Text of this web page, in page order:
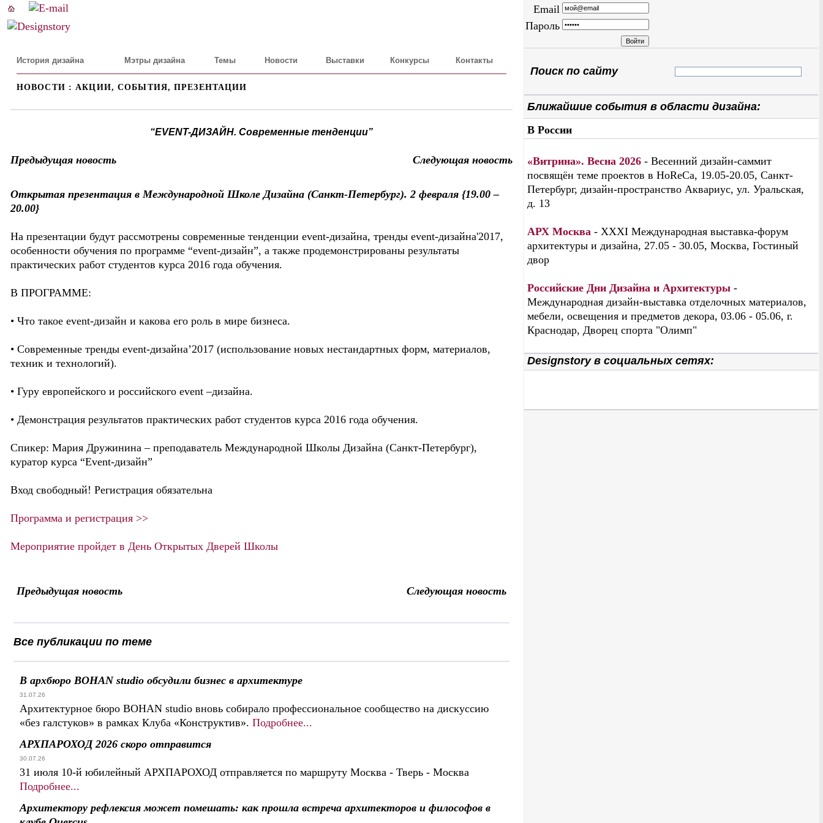
История дизайна Мэтры дизайна Темы Новости Выставки Конкурсы Контакты
НОВОСТИ : АКЦИИ, СОБЫТИЯ, ПРЕЗЕНТАЦИИ
“EVENT-ДИЗАЙН. Современные тенденции”
Предыдущая новость Следующая новость
Открытая презентация в Международной Школе Дизайна (Санкт-Петербург). 2 февраля {19.00 –
20.00}
На презентации будут рассмотрены современные тенденции event-дизайна, тренды event-дизайна'2017,
особенности обучения по программе “event-дизайн”, а также продемонстрированы результаты
практических работ студентов курса 2016 года обучения.
В ПРОГРАММЕ:
• Что такое event-дизайн и какова его роль в мире бизнеса.
• Современные тренды event-дизайна’2017 (использование новых нестандартных форм, материалов,
техник и технологий).
• Гуру европейского и российского event –дизайна.
• Демонстрация результатов практических работ студентов курса 2016 года обучения.
Спикер: Мария Дружинина – преподаватель Международной Школы Дизайна (Санкт-Петербург),
куратор курса “Event-дизайн”
Вход свободный! Регистрация обязательна
Программа и регистрация >>
Мероприятие пройдет в День Открытых Дверей Школы
Предыдущая новость Следующая новость
Все публикации по теме
В архбюро BOHAN studio обсудили бизнес в архитектуре
31.07.26
Архитектурное бюро BOHAN studio вновь собирало профессиональное сообщество на дискуссию
«без галстуков» в рамках Клуба «Конструктив». Подробнее...
АРХПАРОХОД 2026 скоро отправится
30.07.26
31 июля 10-й юбилейный АРХПАРОХОД отправляется по маршруту Москва - Тверь - Москва
Подробнее...
Архитектору рефлексия может помешать: как прошла встреча архитекторов и философов в
Email
Пароль
Поиск по сайту
Ближайшие события в области дизайна:
В России
«Витрина». Весна 2026 - Весенний дизайн-саммит
посвящён теме проектов в HoReCa, 19.05-20.05, Санкт-
Петербург, дизайн-пространство Аквариус, ул. Уральская,
д. 13
АРХ Москва - XXXI Международная выставка-форум
архитектуры и дизайна, 27.05 - 30.05, Москва, Гостиный
двор
Российские Дни Дизайна и Архитектуры -
Международная дизайн-выставка отделочных материалов,
мебели, освещения и предметов декора, 03.06 - 05.06, г.
Краснодар, Дворец спорта "Олимп"
Designstory в социальных сетях: